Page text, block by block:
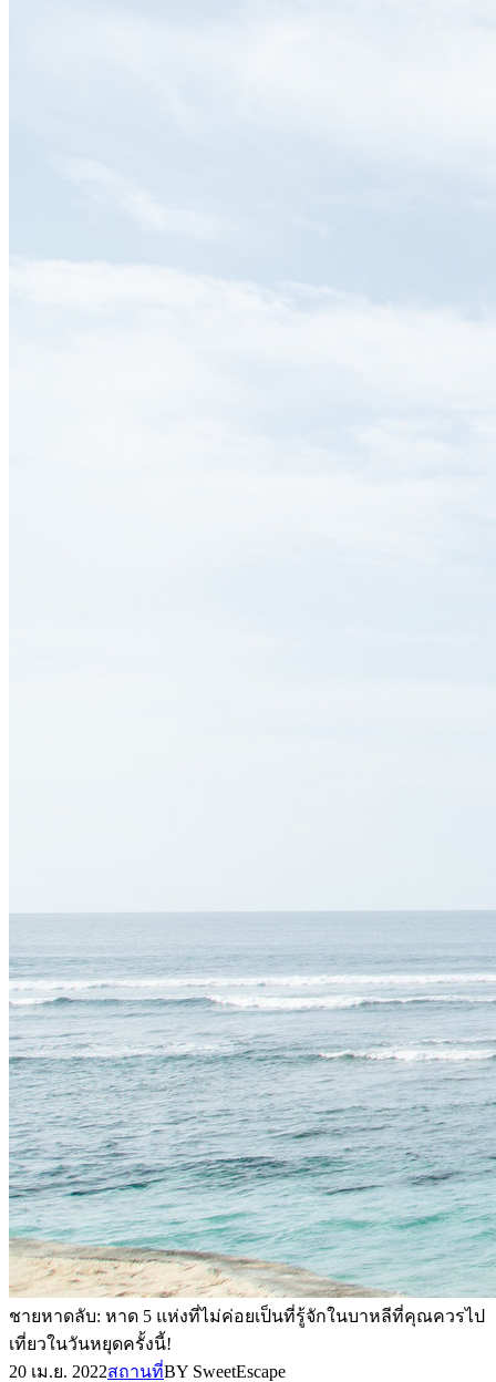
ชายหาดลับ: หาด 5 แห่งที่ไม่ค่อยเป็นที่รู้จักในบาหลีที่คุณควรไป
เที่ยวในวันหยุดครั้งนี้!
20 เม.ย. 2022สถานที่BY SweetEscape